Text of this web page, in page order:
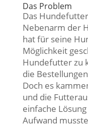
Das Problem
Das
Nebenarm der
hat für seine
Möglichkeit
Hundefutter zu
die
Doch es
und die
einfache
Aufwand